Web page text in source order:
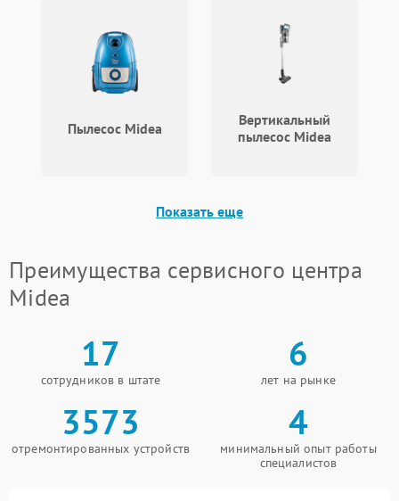
Пылесос Midea
Вертикальный
пылесос Midea
Показать еще
Преимущества сервисного центра
Midea
17
сотрудников в штате
6
лет на рынке
3573
отремонтированных устройств
4
минимальный опыт работы
специалистов